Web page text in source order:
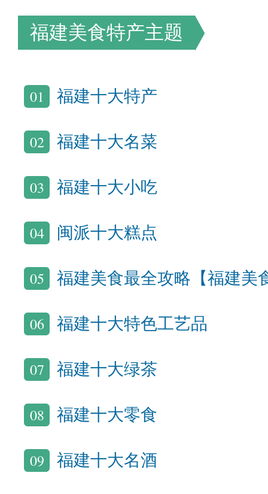
福建美食特产主题
01 福建十大特产
02 福建十大名菜
03 福建十大小吃
04 闽派十大糕点
05 福建美食最全攻略【福建美
06 福建十大特色工艺品
07 福建十大绿茶
08 福建十大零食
09 福建十大名酒